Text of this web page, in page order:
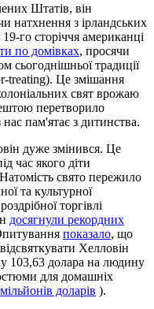
Штатів, він
натхнення з ірландських
го сторіччя американці
по домівках, просячи
сьогоднішньої традиції
treating). Це змішання
свят врожаю
перетворило
пам'ятає з дитинства.
дуже змінився. Це
час якого діти
свято пережило
та культурної
торгівлі
досягнули рекордних
показало, що
Хелловін
103,63 долара на людину
для домашніх
доларів ).